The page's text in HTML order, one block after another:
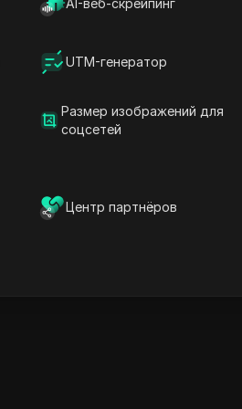
AI-веб-скрейпинг
UTM-генератор
Размер изображений для
соцсетей
Центр партнёров
1024